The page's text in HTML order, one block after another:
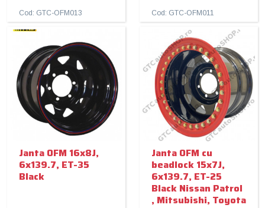
Cod: GTC-OFM013 Cod: GTC-OFM011
Janta OFM 16x8J,
6x139.7, ET-35
Black
Janta OFM cu
beadlock 15x7J,
6x139.7, ET-25
Black Nissan Patrol
, Mitsubishi, Toyota